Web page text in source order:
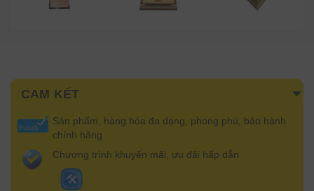
CAM KẾT
Sản phẩm, hàng hóa đa dạng, phong phú, bảo hành
chính hãng
Chương trình khuyến mãi, ưu đãi hấp dẫn